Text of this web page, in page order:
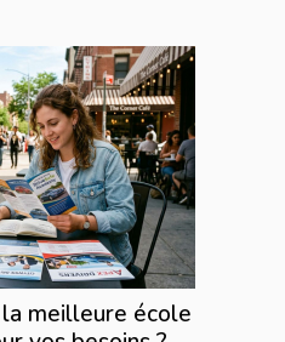
meilleure école